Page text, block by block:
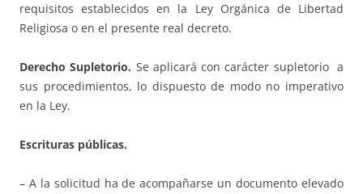
requisitos establecidos en la Ley Orgánica de Libertad
Religiosa o en el presente real decreto.
Derecho Supletorio. Se aplicará con carácter supletorio a
sus procedimientos, lo dispuesto de modo no imperativo
en la Ley.
Escrituras públicas.
– A la solicitud ha de acompañarse un documento elevado